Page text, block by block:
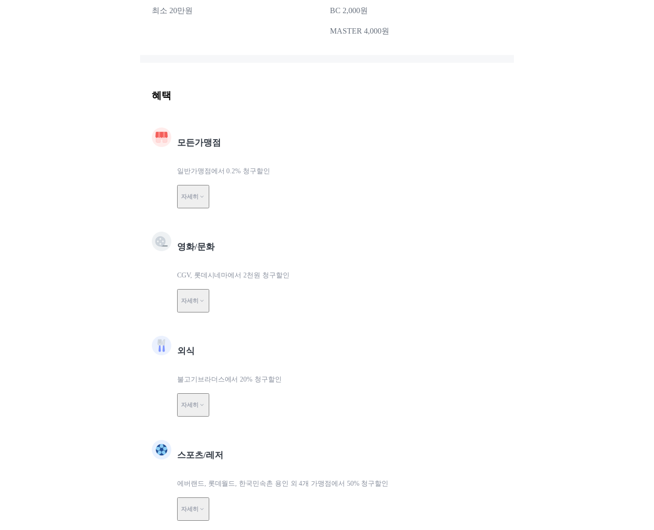
최소 20만원 BC 2,000원
MASTER 4,000원
혜택
모든가맹점
일반가맹점에서 0.2% 청구할인
자세히
영화/문화
CGV, 롯데시네마에서 2천원 청구할인
자세히
외식
불고기브라더스에서 20% 청구할인
자세히
스포츠/레저
에버랜드, 롯데월드, 한국민속촌 용인 외 4개 가맹점에서 50% 청구할인
자세히